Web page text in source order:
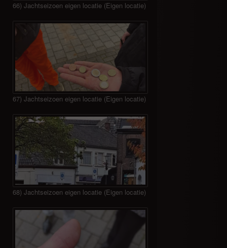
66) Jachtseizoen eigen locatie (Eigen locatie)
67) Jachtseizoen eigen locatie (Eigen locatie)
68) Jachtseizoen eigen locatie (Eigen locatie)